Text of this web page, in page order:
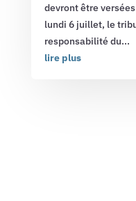
devront être
lundi 6 juillet, le
responsabilité du...
lire plus